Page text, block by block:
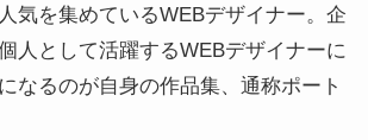
気を集めているWEBデザイナー。企
人として活躍するWEBデザイナーに
なるのが自身の作品集、通称ポート